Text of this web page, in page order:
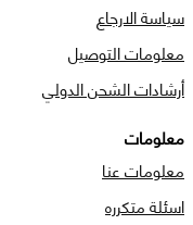
سياسة الارجاع
معلومات التوصيل
أرشادات الشحن الدولي
معلومات
معلومات عنا
اسئلة متكرره